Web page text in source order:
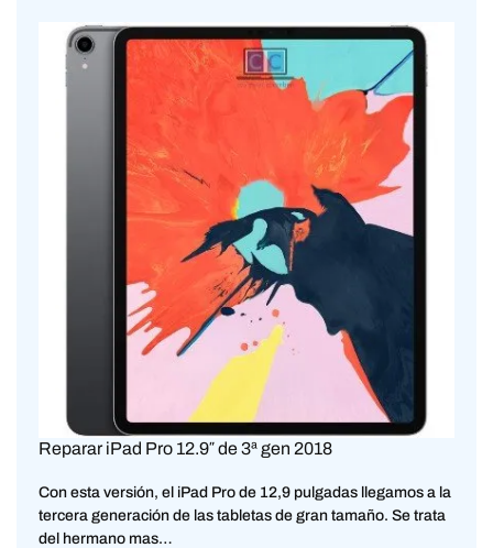
Reparar iPad Pro 12.9″ de 3ª gen 2018
Con esta versión, el iPad Pro de 12,9 pulgadas llegamos a la
tercera generación de las tabletas de gran tamaño. Se trata
del hermano mas…